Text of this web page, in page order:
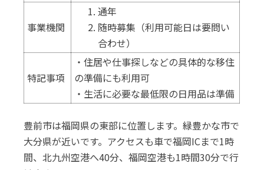
事業機関
通年
随時募集（利用可能日は要問い
合わせ）
特記事項
・住居や仕事探しなどの具体的な移住
の準備にも利用可
・生活に必要な最低限の日用品は準備
豊前市は福岡県の東部に位置します。緑豊かな市で
大分県が近いです。アクセスも車で福岡ICまで1時
間、北九州空港へ40分、福岡空港も1時間30分で行